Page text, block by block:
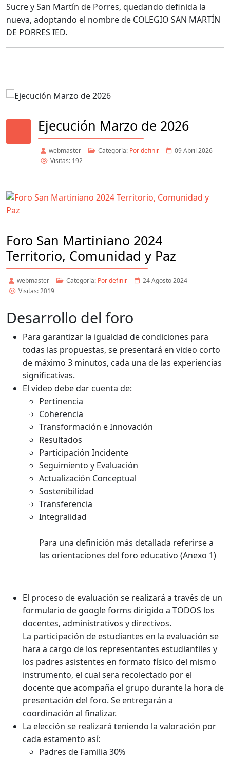
Sucre y San Martín de Porres, quedando definida la
nueva, adoptando el nombre de COLEGIO SAN MARTÍN
DE PORRES IED.
Ejecución Marzo de 2026
webmaster Categoría: Por definir
09 Abril 2026
Visitas: 192
Foro San Martiniano 2024
Territorio, Comunidad y Paz
webmaster Categoría: Por definir
24 Agosto 2024
Visitas: 2019
Desarrollo del foro
Para garantizar la igualdad de condiciones para
todas las propuestas, se presentará en video corto
de máximo 3 minutos, cada una de las experiencias
significativas.
El video debe dar cuenta de:
Pertinencia
Coherencia
Transformación e Innovación
Resultados
Participación Incidente
Seguimiento y Evaluación
Actualización Conceptual
Sostenibilidad
Transferencia
Integralidad
Para una definición más detallada referirse a
las orientaciones del foro educativo (Anexo 1)
El proceso de evaluación se realizará a través de un
formulario de google forms dirigido a TODOS los
docentes, administrativos y directivos.
La participación de estudiantes en la evaluación se
hara a cargo de los representantes estudiantiles y
los padres asistentes en formato físico del mismo
instrumento, el cual sera recolectado por el
docente que acompaña el grupo durante la hora de
presentación del foro. Se entregarán a
coordinación al finalizar.
La elección se realizará teniendo la valoración por
cada estamento así:
Padres de Familia 30%